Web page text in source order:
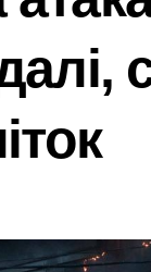
у Києві: як
доходи, але
системи
після